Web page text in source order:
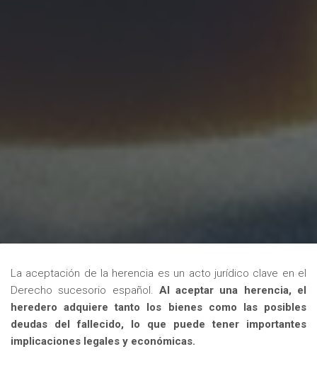
La aceptación de la herencia es un acto jurídico clave en el
Derecho sucesorio español. Al aceptar una herencia, el
heredero adquiere tanto los bienes como las posibles
deudas del fallecido, lo que puede tener importantes
implicaciones legales y económicas.